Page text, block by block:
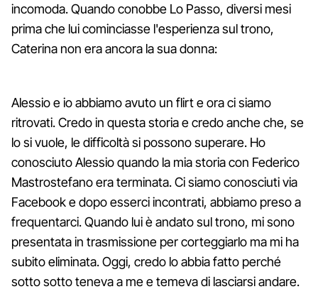
incomoda. Quando conobbe Lo Passo, diversi mesi
prima che lui cominciasse l'esperienza sul trono,
Caterina non era ancora la sua donna:
Alessio e io abbiamo avuto un flirt e ora ci siamo
ritrovati. Credo in questa storia e credo anche che, se
lo si vuole, le difficoltà si possono superare. Ho
conosciuto Alessio quando la mia storia con Federico
Mastrostefano era terminata. Ci siamo conosciuti via
Facebook e dopo esserci incontrati, abbiamo preso a
frequentarci. Quando lui è andato sul trono, mi sono
presentata in trasmissione per corteggiarlo ma mi ha
subito eliminata. Oggi, credo lo abbia fatto perché
sotto sotto teneva a me e temeva di lasciarsi andare.